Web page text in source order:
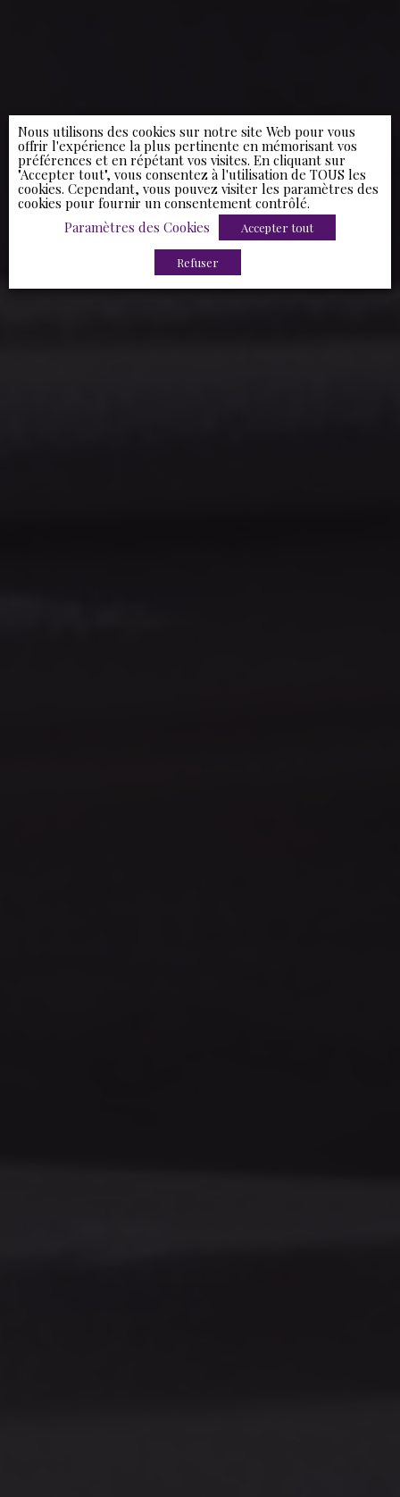
Nous utilisons des cookies sur notre site Web pour vous
offrir l'expérience la plus pertinente en mémorisant vos
préférences et en répétant vos visites. En cliquant sur
"Accepter tout", vous consentez à l'utilisation de TOUS les
cookies. Cependant, vous pouvez visiter les paramètres des
cookies pour fournir un consentement contrôlé.
Paramètres des Cookies
Accepter tout
Refuser